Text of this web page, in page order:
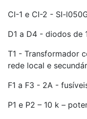
CI-1 e CI-2 - SI-
D1 a D4 - diodos de
T1 - Transformador
rede local e
F1 a F3 - 2A -
P1 e P2 – 10 k –